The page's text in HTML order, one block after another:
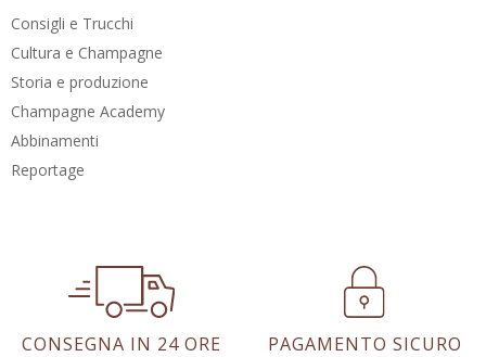
Consigli e Trucchi
Cultura e Champagne
Storia e produzione
Champagne Academy
Abbinamenti
Reportage
CONSEGNA IN 24 ORE PAGAMENTO SICURO